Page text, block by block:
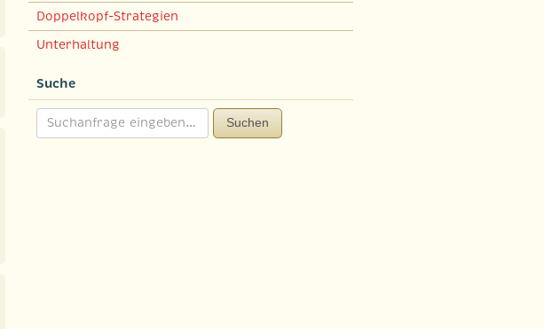
Doppelkopf-Strategien
Unterhaltung
Suche
Suchen